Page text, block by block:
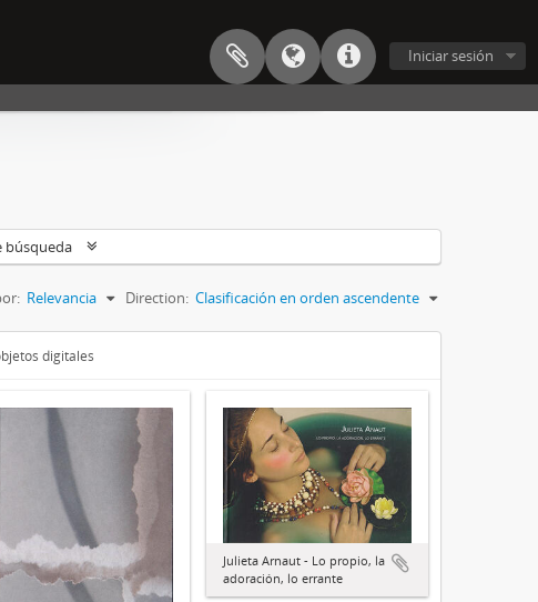
Iniciar sesión
búsqueda
Relevancia Direction: Clasificación en orden ascendente
digitales
Julieta Arnaut - Lo propio, la
adoración, lo errante